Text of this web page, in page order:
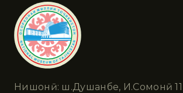
Нишонӣ: ш.Душанбе, И.Сомонӣ 11